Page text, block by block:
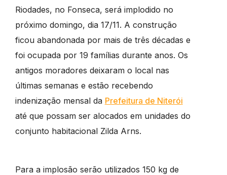
Riodades, no Fonseca, será implodido no
próximo domingo, dia 17/11. A construção
ficou abandonada por mais de três décadas e
foi ocupada por 19 famílias durante anos. Os
antigos moradores deixaram o local nas
últimas semanas e estão recebendo
indenização mensal da Prefeitura de Niterói
até que possam ser alocados em unidades do
conjunto habitacional Zilda Arns.
Para a implosão serão utilizados 150 kg de